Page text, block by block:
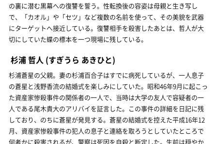
の裏に潜む黒幕への復讐を誓う。性転換後の容姿は母親と生き写し
で、「カオル」や「セツ」など複数の名前を使って、その美貌を武器
にターゲットへ接近している。復讐相手を殺害したあとは、哲人が大
切にしていた蝶の標本を一つ現場に残している。
杉浦 哲人 (すぎうら あきひと)
杉浦蒼星の父親。妻の杉浦百合子はすでに病死しているが、一人息子
の蒼星と浅野香流の結婚式を楽しみにしていた。昭和46年9月に起こっ
た資産家惨殺事件の関係者の一人で、当時は大学の友人で容疑者の一
人である尾木貴大のアリバイを証言した。この事件の詳細を日記に残
しており、のちに蒼星が発見する。蒼星の結婚式を控えた平成16年12
月、資産家惨殺事件の犯人の息子と連絡を取ろうとしていたところで
何者かに殺害されるが、警察は死因を自殺と断定した。生前は穏やか